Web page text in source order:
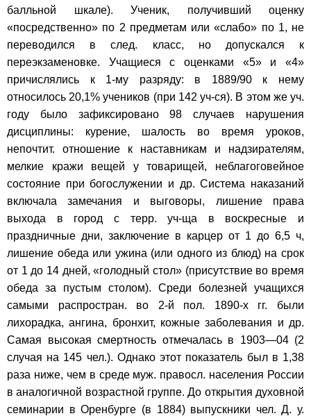
балльной шкале). Ученик, получивший оценку
«посредственно» по 2 предметам или «слабо» по 1, не
переводился в след. класс, но допускался к
переэкзаменовке. Учащиеся с оценками «5» и «4»
причислялись к 1-му разряду: в 1889/90 к нему
относилось 20,1% учеников (при 142 уч-ся). В этом же уч.
году было зафиксировано 98 случаев нарушения
дисциплины: курение, шалость во время уроков,
непочтит. отношение к наставникам и надзирателям,
мелкие кражи вещей у товарищей, неблагоговейное
состояние при богослужении и др. Система наказаний
включала замечания и выговоры, лишение права
выхода в город с терр. уч-ща в воскресные и
праздничные дни, заключение в карцер от 1 до 6,5 ч,
лишение обеда или ужина (или одного из блюд) на срок
от 1 до 14 дней, «голодный стол» (присутствие во время
обеда за пустым столом). Среди болезней учащихся
самыми распростран. во 2-й пол. 1890-х гг. были
лихорадка, ангина, бронхит, кожные заболевания и др.
Самая высокая смертность отмечалась в 1903—04 (2
случая на 145 чел.). Однако этот показатель был в 1,38
раза ниже, чем в среде муж. правосл. населения России
в аналогичной возрастной группе. До открытия духовной
семинарии в Оренбурге (в 1884) выпускники чел. Д. у.